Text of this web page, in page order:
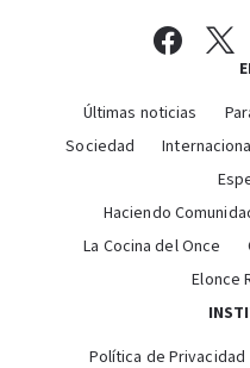
Últimas noticias
Sociedad
Haciendo
La Cocina del Once
Elonce
Política de Privacidad